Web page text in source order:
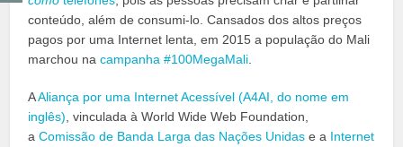
conteúdo, além de consumi-lo. Cansados dos altos preços
pagos por uma Internet lenta, em 2015 a população do Mali
marchou nacampanha #100MegaMali.
AAliança por uma Internet Acessível (A4AI, do nome em
inglês), vinculada à World Wide Web Foundation,
aComissão de Banda Larga das Nações Unidas e a Internet